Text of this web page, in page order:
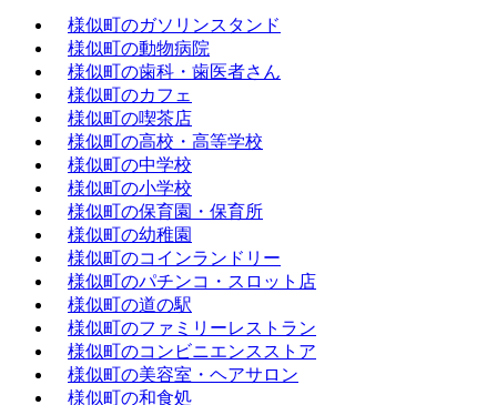
様似町のガソリンスタンド
様似町の動物病院
様似町の歯科・歯医者さん
様似町のカフェ
様似町の喫茶店
様似町の高校・高等学校
様似町の中学校
様似町の小学校
様似町の保育園・保育所
様似町の幼稚園
様似町のコインランドリー
様似町のパチンコ・スロット店
様似町の道の駅
様似町のファミリーレストラン
様似町のコンビニエンスストア
様似町の美容室・ヘアサロン
様似町の和食処